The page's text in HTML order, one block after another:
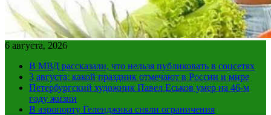
6 августа, 2026
В МВД рассказали, что нельзя публиковать в соцсетях
3 августа: какой праздник отмечают в России и мире
Петербургский художник Павел Еськов умер на 46-м
году жизни
В аэропорту Геленджика сняли ограничения